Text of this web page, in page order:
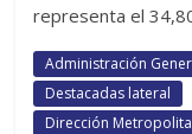
representa el
Administración
Destacadas lateral
Dirección